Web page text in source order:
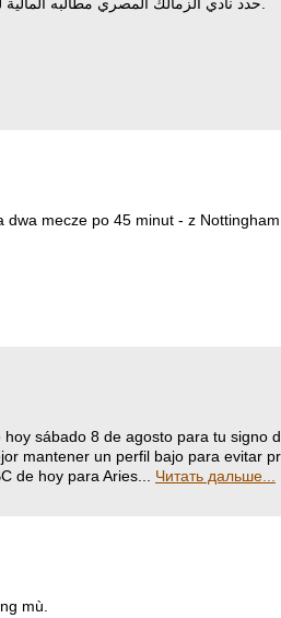
dwa mecze po 45 minut - z
sábado 8 de agosto para tu signo
mantener un perfil bajo para evitar
de hoy para Aries... Читать дальше...
mù.